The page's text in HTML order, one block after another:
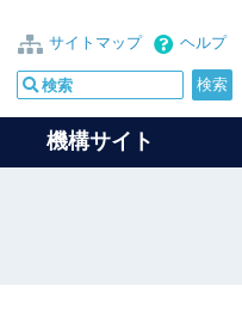
ヘルプ
サイトマップ
機構サイト